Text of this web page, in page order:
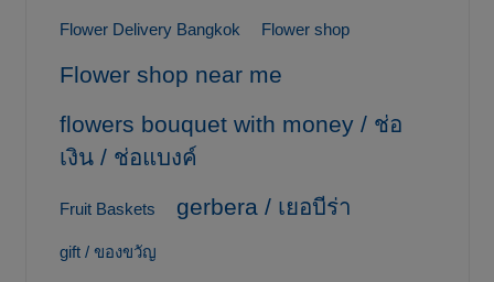
Flower Delivery Bangkok Flower shop
Flower shop near me
flowers bouquet with money / ช่อ
เงิน / ช่อแบงค์
Fruit Baskets gerbera / เยอบีร่า
gift / ของขวัญ